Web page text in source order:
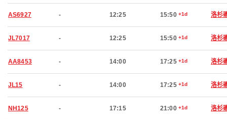
AS6927 - 12:25 15:50 +1d 洛杉
JL7017 - 12:25 15:50 +1d 洛杉
AA8453 - 14:00 17:25 +1d 洛杉
JL15 - 14:00 17:25 +1d 洛杉
NH125 - 17:15 21:00 +1d 洛杉